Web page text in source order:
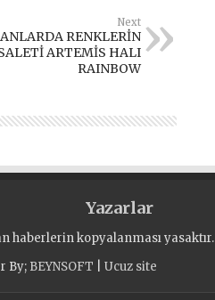
Next
RENKLERİN
ARTEMİS HALI
RAINBOW
Yazarlar
haberlerin kopyalanması yasaktır.
By; BEYNSOFT Ucuz site